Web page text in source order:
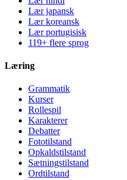
Lær japansk
Lær koreansk
Lær portugisisk
119+ flere sprog
Læring
Grammatik
Kurser
Rollespil
Karakterer
Debatter
Fototilstand
Opkaldstilstand
Sætningstilstand
Ordtilstand